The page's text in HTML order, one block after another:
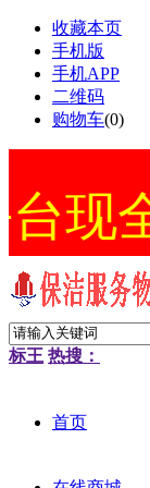
收藏本页
手机版
手机APP
二维码
购物车(0)
标王 热搜：
首页